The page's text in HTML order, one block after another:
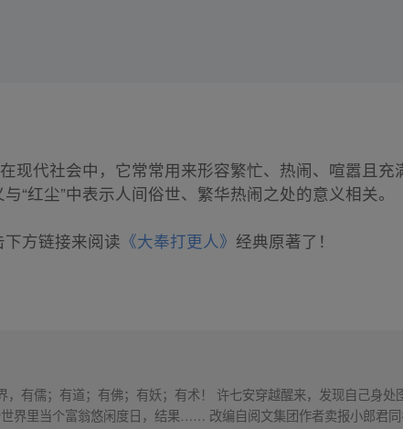
现代社会中，它常常用来形容繁忙、热闹、喧嚣且
“红尘”中表示人间俗世、繁华热闹之处的意义相关。
方链接来阅读 《大奉打更人》 经典原著了！
，有儒；有道；有佛；有妖；有术！ 许七安穿越醒来，发现自己身
界里当个富翁悠闲度日，结果…… 改编自阅文集团作者卖报小郎君